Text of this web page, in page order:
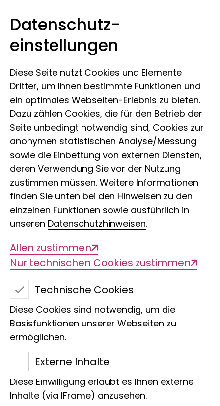
Zum Inhalt springen
Leibniz-Institut zur Analyse des
Biodiversitätswandels
Dipl. Biol. Alexandra
Hostert
Zentrum
Datenschutz­
einstellungen
Diese Seite nutzt Cookies und Elemente
Dritter, um Ihnen bestimmte Funktionen und
ein optimales Webseiten-Erlebnis zu bieten.
Dazu zählen Cookies, die für den Betrieb der
Seite unbedingt notwendig sind, Cookies zur
anonymen statistischen Analyse/Messung
sowie die Einbettung von externen Diensten,
deren Verwendung Sie vor der Nutzung
zustimmen müssen. Weitere Informationen
finden Sie unten bei den Hinweisen zu den
einzelnen Funktionen sowie ausführlich in
unseren Datenschutzhinweisen.
Allen zustimmen
Nur technischen Cookies zustimmen
Technische Cookies
Diese Cookies sind notwendig, um die
Basisfunktionen unserer Webseiten zu
ermöglichen.
Externe Inhalte
Diese Einwilligung erlaubt es Ihnen externe
Inhalte (via IFrame) anzusehen.